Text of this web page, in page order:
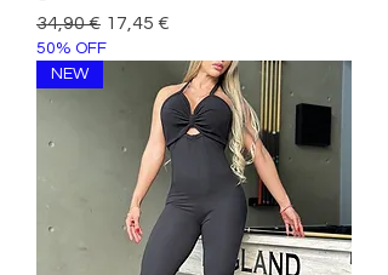
Prezzo regolare
34,90 € Prezzo scontato
17,45 €
50% OFF
NEW